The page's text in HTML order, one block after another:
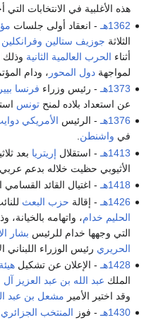
هذه الأغلبية في الانتخابات
1362هـ
- انعقاد أولى جلسات
الثلاثة جوزيف ستالين
أثناء الحرب العالمية الثانية وذلك
لمواجهةدول المحور ، ودام المؤتمر 3
1373هـ
- رئيس وزراء فرنسا
عن استعداد بلاده لمنحتونس
1376هـ
- الرئيس الأمريكي
في واشنطن.
1413هـ
- استقلال إريتريا بعد
الأثيوبي حظيت خلاله بدعم
1418هـ
- اغتيال القائد
1426هـ
- إقالة حزب البعث
الحليم خدام، واتهامه بالخيانة،
التي وجهها خدام للرئيس بشار
الحريري رئيس الوزراء
1428هـ
- الإعلان عن تشكيل
الملك عبد الله بن عبد العزيز
وقد اختير الأمير مشعل بن عبد
1430هـ
- فوز المنتخب الجزائري